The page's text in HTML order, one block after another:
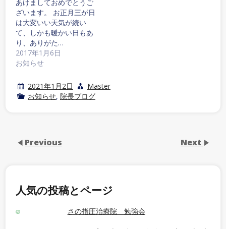
あけましておめでとうご
ざいます。 お正月三が日
は大変いい天気が続い
て、しかも暖かい日もあ
り、ありがた…
2017年1月6日
お知らせ
2021年1月2日
Master
お知らせ, 院長ブログ
Previous Next
人気の投稿とページ
さの指圧治療院 勉強会